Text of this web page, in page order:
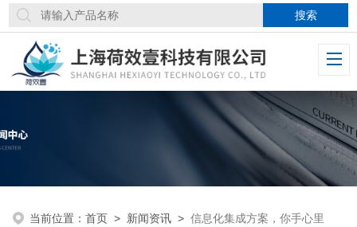
当前位置：首页 > 新闻资讯 >信息化集成方案，你手心里